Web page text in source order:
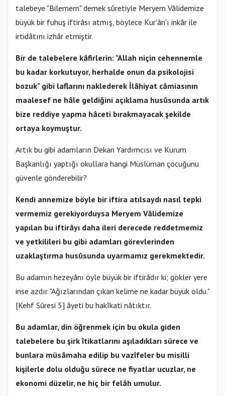
talebeye "Bilemem" demek sûretiyle Meryem Vâlidemize
büyük bir fuhuş iftirâsı atmış, böylece Kur'ân'ı inkâr ile
irtidâtını izhâr etmiştir.
Bir de talebelere kâfirlerin: "Allah niçin cehennemle
bu kadar korkutuyor, herhalde onun da psikolojisi
bozuk" gibi laflarını naklederek İlâhiyat câmiasının
maalesef ne hâle geldiğini açıklama husûsunda artık
bize reddiye yapma hâceti bırakmayacak şekilde
ortaya koymuştur.
Artık bu gibi adamların Dekan Yardımcısı ve Kurum
Başkanlığı yaptığı okullara hangi Müslüman çocuğunu
güvenle gönderebilir?
Kendi annemize böyle bir iftira atılsaydı nasıl tepki
vermemiz gerekiyorduysa Meryem Vâlidemize
yapılan bu iftirâyı daha ileri derecede reddetmemiz
ve yetkilileri bu gibi adamları görevlerinden
uzaklaştırma husûsunda uyarmamız gerekmektedir.
Bu adamın hezeyânı öyle büyük bir iftirâdır ki; gökler yere
inse azdır. "Ağızlarından çıkan kelime ne kadar büyük oldu."
[Kehf Sûresi 5] âyeti bu hakîkati nâtıktır.
Bu adamlar, din öğrenmek için bu okula giden
talebelere bu şirk îtikatlarını aşıladıkları sürece ve
bunlara müsâmaha edilip bu vazîfeler bu misilli
kişilerle dolu olduğu sürece ne fiyatlar ucuzlar, ne
ekonomi düzelir, ne hiç bir felâh umulur.